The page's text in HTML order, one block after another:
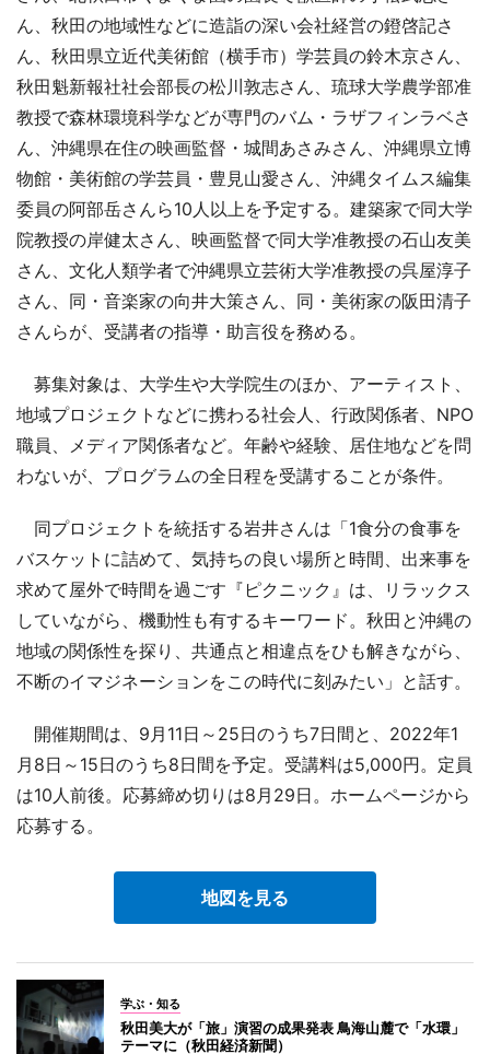
ん、秋田の地域性などに造詣の深い会社経営の鐙啓記さ
ん、秋田県立近代美術館（横手市）学芸員の鈴木京さん、
秋田魁新報社社会部長の松川敦志さん、琉球大学農学部准
教授で森林環境科学などが専門のバム・ラザフィンラベさ
ん、沖縄県在住の映画監督・城間あさみさん、沖縄県立博
物館・美術館の学芸員・豊見山愛さん、沖縄タイムス編集
委員の阿部岳さんら10人以上を予定する。建築家で同大学
院教授の岸健太さん、映画監督で同大学准教授の石山友美
さん、文化人類学者で沖縄県立芸術大学准教授の呉屋淳子
さん、同・音楽家の向井大策さん、同・美術家の阪田清子
さんらが、受講者の指導・助言役を務める。
募集対象は、大学生や大学院生のほか、アーティスト、
地域プロジェクトなどに携わる社会人、行政関係者、NPO
職員、メディア関係者など。年齢や経験、居住地などを問
わないが、プログラムの全日程を受講することが条件。
同プロジェクトを統括する岩井さんは「1食分の食事を
バスケットに詰めて、気持ちの良い場所と時間、出来事を
求めて屋外で時間を過ごす『ピクニック』は、リラックス
していながら、機動性も有するキーワード。秋田と沖縄の
地域の関係性を探り、共通点と相違点をひも解きながら、
不断のイマジネーションをこの時代に刻みたい」と話す。
開催期間は、9月11日～25日のうち7日間と、2022年1
月8日～15日のうち8日間を予定。受講料は5,000円。定員
は10人前後。応募締め切りは8月29日。ホームページから
応募する。
地図を見る
学ぶ・知る
秋田美大が「旅」演習の成果発表 鳥海山麓で「水環」
テーマに（秋田経済新聞）